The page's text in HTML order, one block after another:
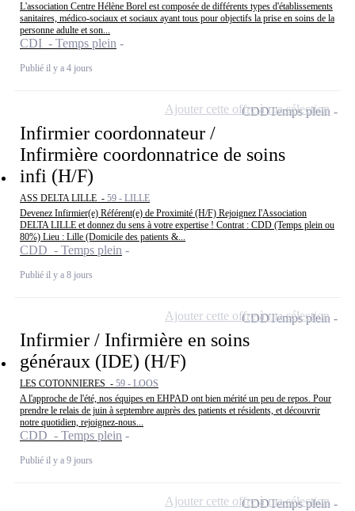
L'association Centre Hélène Borel est composée de différents types d'établissements
sanitaires, médico-sociaux et sociaux ayant tous pour objectifs la prise en soins de la
personne adulte et son...
CDI - Temps plein
Publié il y a 4 jours
Infirmier coordonnateur /
Infirmière coordonnatrice de soins
infi (H/F)
ASS DELTA LILLE - 59 - LILLE
Devenez Infirmier(e) Référent(e) de Proximité (H/F) Rejoignez l'Association
DELTA LILLE et donnez du sens à votre expertise ! Contrat : CDD (Temps plein ou
80%) Lieu : Lille (Domicile des patients &...
CDD - Temps plein
Publié il y a 8 jours
CDDTemps plein
Ajouter cette offre à ma sélection
Infirmier / Infirmière en soins
généraux (IDE) (H/F)
LES COTONNIERES - 59 - LOOS
A l'approche de l'été, nos équipes en EHPAD ont bien mérité un peu de repos. Pour
prendre le relais de juin à septembre auprès des patients et résidents, et découvrir
notre quotidien, rejoignez-nous...
CDD - Temps plein
Publié il y a 9 jours
CDDTemps plein
Ajouter cette offre à ma sélection
CDDTemps plein
Ajouter cette offre à ma sélection